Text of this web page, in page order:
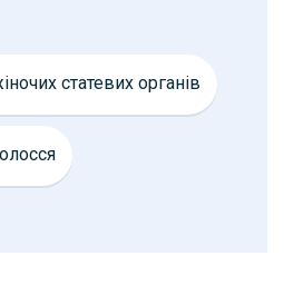
статевих органів